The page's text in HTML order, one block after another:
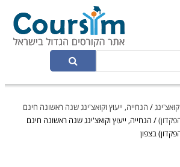
/ הנחייה, ייעוץ וקואצ'ינג שנה ראשונה חינם
/ הנחייה, ייעוץ וקואצ'ינג שנה ראשונה חינם
בצפון